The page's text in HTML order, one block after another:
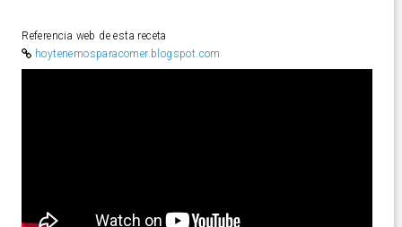
Referencia web de esta receta
hoytenemosparacomer.blogspot.com